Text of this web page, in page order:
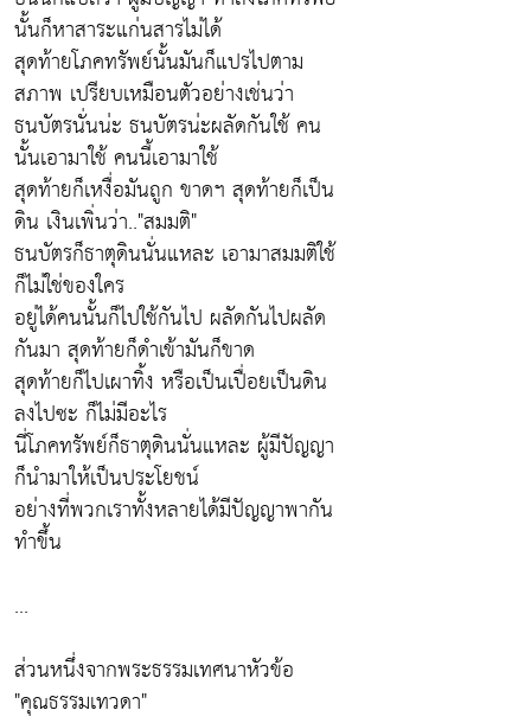
นั้นก็หาสาระแก่นสารไม่ได้
สุดท้ายโภคทรัพย์นั้นมันก็แปรไปตาม
สภาพ เปรียบเหมือนตัวอย่างเช่นว่า
ธนบัตรนั่นน่ะ ธนบัตรน่ะผลัดกันใช้ คน
นั้นเอามาใช้ คนนี้เอามาใช้
สุดท้ายก็เหงื่อมันถูก ขาดฯ สุดท้ายก็เป็น
ดิน เงินเพิ่นว่า.."สมมติ"
ธนบัตรก็ธาตุดินนั่นแหละ เอามาสมมติใช้
ก็ไม่ใช่ของใคร
อยู่ได้คนนั้นก็ไปใช้กันไป ผลัดกันไปผลัด
กันมา สุดท้ายก็ดำเข้ามันก็ขาด
สุดท้ายก็ไปเผาทิ้ง หรือเป็นเปื่อยเป็นดิน
ลงไปซะ ก็ไม่มีอะไร
นี่โภคทรัพย์ก็ธาตุดินนั่นแหละ ผู้มีปัญญา
ก็นำมาให้เป็นประโยชน์
อย่างที่พวกเราทั้งหลายได้มีปัญญาพากัน
ทำขึ้น
...
ส่วนหนึ่งจากพระธรรมเทศนาหัวข้อ
"คุณธรรมเทวดา"